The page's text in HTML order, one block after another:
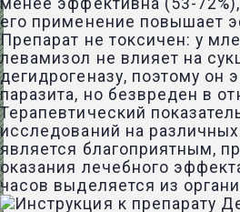
менее эффективна (53-
его применение повышает
Препарат не токсичен: у
левамизол не влияет на
дегидрогеназу, поэтому он
паразита, но безвреден в
Терапевтический
исследований на
является благоприятным,
оказания лечебного
часов выделяется из